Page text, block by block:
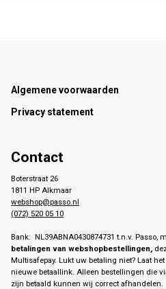
Footer
Algemene voorwaarden
Privacy statement
Contact
Boterstraat 26
1811 HP Alkmaar
webshop@passo.nl
(072) 520 05 10
Bank: NL39ABNA0430874731 t.n.v. Passo,
betalingen van webshopbestellingen,
Multisafepay. Lukt uw betaling niet? Laat
nieuwe betaallink. Alleen bestellingen die
zijn betaald kunnen wij correct afhandelen.